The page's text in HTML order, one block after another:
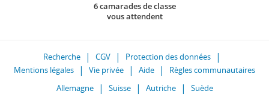
6 camarades de classe
vous attendent
Recherche CGV
Protection des données
Mentions légales
Vie privée Aide
Règles communautaires
Allemagne
Suisse Autriche Suède